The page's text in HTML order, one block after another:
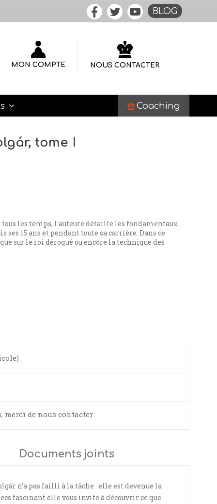
BLOG
MON COMPTE NOUS CONTACTER
Coaching
tome I
tous les temps, l'auteure détaille les fondamentaux
15 ans et pendant toute sa carrière. Dans ce
sur le roi déroqué ou encore la technique des
merci de nous contacter
Documents joints
n'a pas failli à la tâche : elle est devenue la
fascinant elle vous invite à découvrir ce que